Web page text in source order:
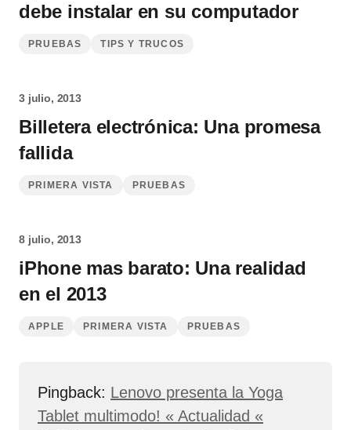
debe instalar en su computador
PRUEBAS TIPS Y TRUCOS
3 julio, 2013
Billetera electrónica: Una promesa
fallida
PRIMERA VISTA PRUEBAS
8 julio, 2013
iPhone mas barato: Una realidad
en el 2013
APPLE PRIMERA VISTA PRUEBAS
Pingback: Lenovo presenta la Yoga
Tablet multimodo! « Actualidad «